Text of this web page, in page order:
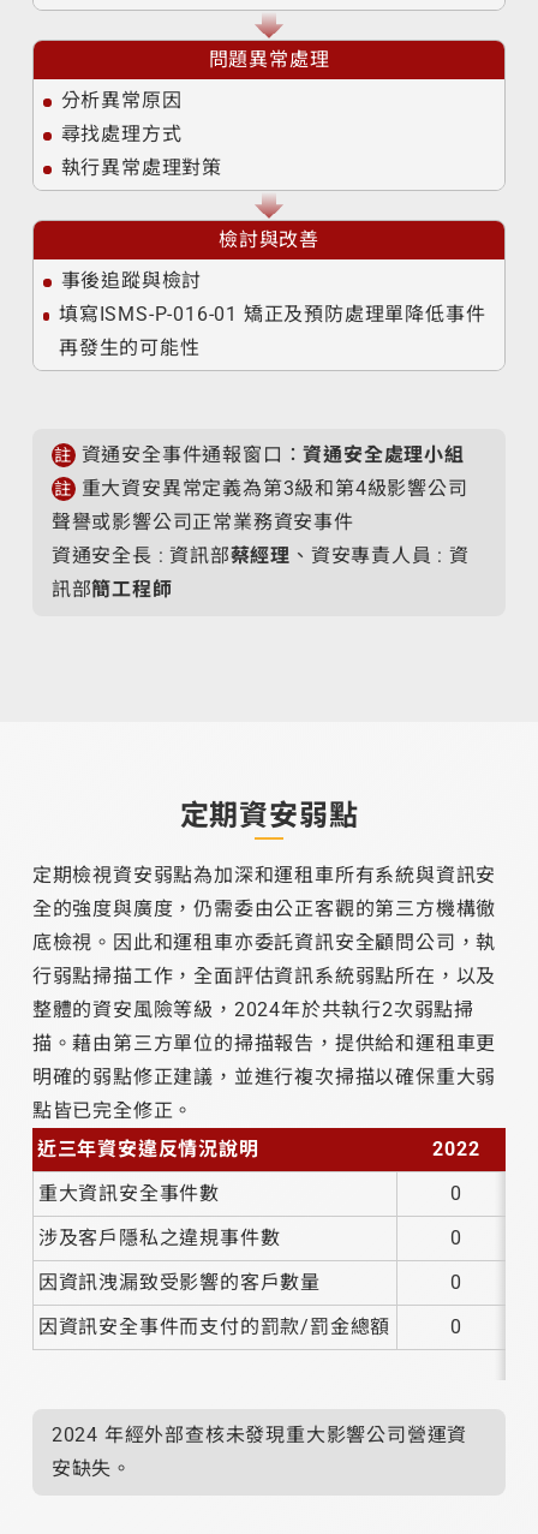
問題異常處理
分析異常原因
尋找處理方式
執行異常處理對策
檢討與改善
事後追蹤與檢討
填寫ISMS-P-016-01 矯正及預防處理單降低事件
再發生的可能性
註 資通安全事件通報窗口：資通安全處理小組
註 重大資安異常定義為第3級和第4級影響公司
聲譽或影響公司正常業務資安事件
資通安全長 : 資訊部蔡經理 、資安專責人員 : 資
訊部簡工程師
定期資安弱點
定期檢視資安弱點為加深和運租車所有系統與資訊安
全的強度與廣度，仍需委由公正客觀的第三方機構徹
底檢視。因此和運租車亦委託資訊安全顧問公司，執
行弱點掃描工作，全面評估資訊系統弱點所在，以及
整體的資安風險等級，2024年於共執行2次弱點掃
描。藉由第三方單位的掃描報告，提供給和運租車更
明確的弱點修正建議，並進行複次掃描以確保重大弱
點皆已完全修正。
近三年資安違反情況說明
2022
重大資訊安全事件數
0
涉及客戶隱私之違規事件數
0
因資訊洩漏致受影響的客戶數量
0
因資訊安全事件而支付的罰款/罰金總額
0
2024 年經外部查核未發現重大影響公司營運資
安缺失。